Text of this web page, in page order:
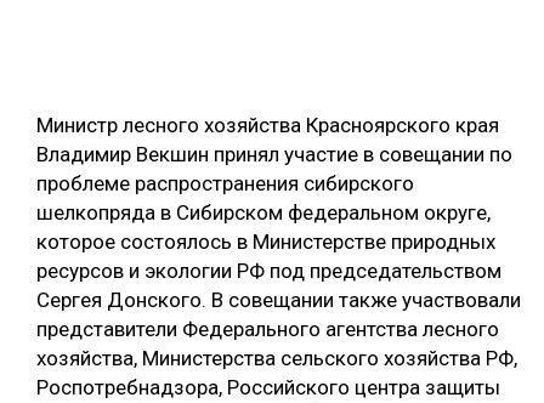
ЦИФРОВАЯ СРЕДА
БИОЭНЕРГЕТИКА
ЛЕСОВОССТАНОВЛЕНИЕ И ЗАЩИТА
ЛОГИСТИКА
ПРОИЗВОДСТВО ДРЕВЕСНЫХ ПЛИТ
ЦБП
РУБРИКИ
ТЕМАТИЧЕСКИЕ ПРОЕКТЫ
ПОДБОРКИ СТАТЕЙ
Министр лесного хозяйства Красноярского края
Владимир Векшин принял участие в совещании по
проблеме распространения сибирского
шелкопряда в Сибирском федеральном округе,
которое состоялось в Министерстве природных
ресурсов и экологии РФ под председательством
Сергея Донского. В совещании также участвовали
представители Федерального агентства лесного
хозяйства, Министерства сельского хозяйства РФ,
Роспотребнадзора, Российского центра защиты